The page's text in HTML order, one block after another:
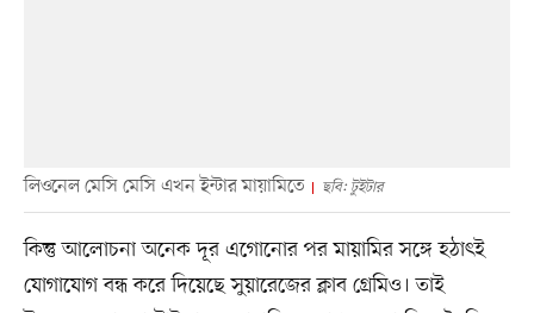
লিওনেল মেসি মেসি এখন ইন্টার মায়ামিতে ছবি: টুইটার
কিন্তু আলোচনা অনেক দূর এগোনোর পর মায়ামির সঙ্গে হঠাৎই
যোগাযোগ বন্ধ করে দিয়েছে সুয়ারেজের ক্লাব গ্রেমিও। তাই